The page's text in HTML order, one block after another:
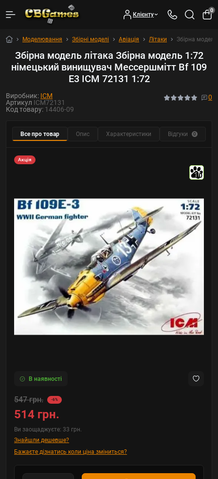
Клієнту
0
Моделювання Збірні моделі Авіація Літаки Збірна
Збірна модель літака Збірна модель 1:72
німецький винищувач Мессершмітт Bf 109
E3 ICM 72131 1:72
Виробник: ICM
Артикул ICM72131
Код товару: 14406-09
0
Все про товар Опис Характеристики Відгуки 0
Акція
10
В наявності
547 грн. -6%
514 грн.
Ви заощаджуєте: 33 грн.
Знайшли дешевше?
Бажаєте дізнатись коли ціна зміниться?